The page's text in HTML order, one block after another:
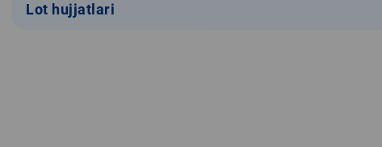
Lot hujjatlari